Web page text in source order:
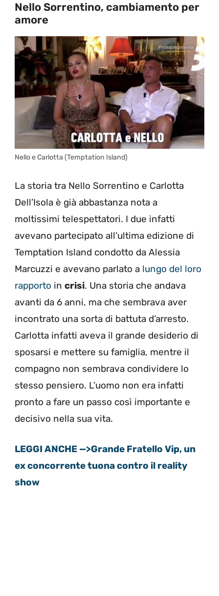
Nello Sorrentino, cambiamento per
amore
Nello e Carlotta (Temptation Island)
La storia tra Nello Sorrentino e Carlotta
Dell’Isola è già abbastanza nota a
moltissimi telespettatori. I due infatti
avevano partecipato all’ultima edizione di
Temptation Island condotto da Alessia
Marcuzzi e avevano parlato a lungo del loro
rapporto in crisi. Una storia che andava
avanti da 6 anni, ma che sembrava aver
incontrato una sorta di battuta d’arresto.
Carlotta infatti aveva il grande desiderio di
sposarsi e mettere su famiglia, mentre il
compagno non sembrava condividere lo
stesso pensiero. L’uomo non era infatti
pronto a fare un passo così importante e
decisivo nella sua vita.
LEGGI ANCHE —>Grande Fratello Vip, un
ex concorrente tuona contro il reality
show